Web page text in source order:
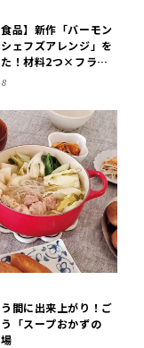
食品】新作「バーモン
ェフズアレンジ」を
！材料2つ×フライ
理で超簡単
間に出来上がり！ご
「スープおかずの